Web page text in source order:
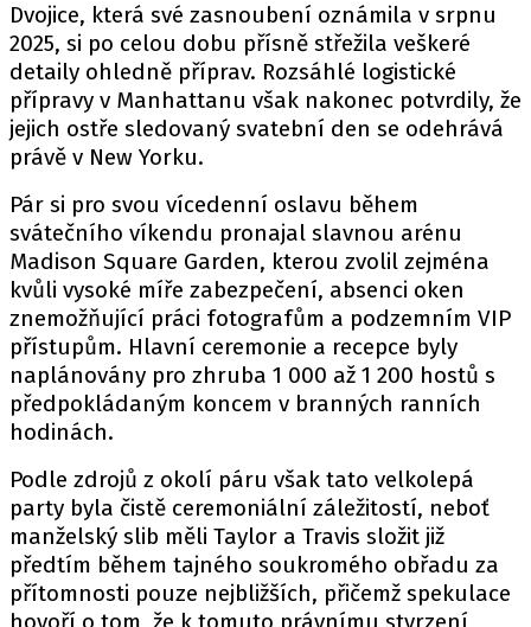
Dvojice, která své zasnoubení oznámila v srpnu
2025, si po celou dobu přísně střežila veškeré
detaily ohledně příprav. Rozsáhlé logistické
přípravy v Manhattanu však nakonec potvrdily, že
jejich ostře sledovaný svatební den se odehrává
právě v New Yorku.
Pár si pro svou vícedenní oslavu během
svátečního víkendu pronajal slavnou arénu
Madison Square Garden, kterou zvolil zejména
kvůli vysoké míře zabezpečení, absenci oken
znemožňující práci fotografům a podzemním VIP
přístupům. Hlavní ceremonie a recepce byly
naplánovány pro zhruba 1 000 až 1 200 hostů s
předpokládaným koncem v branných ranních
hodinách.
Podle zdrojů z okolí páru však tato velkolepá
party byla čistě ceremoniální záležitostí, neboť
manželský slib měli Taylor a Travis složit již
předtím během tajného soukromého obřadu za
přítomnosti pouze nejbližších, přičemž spekulace